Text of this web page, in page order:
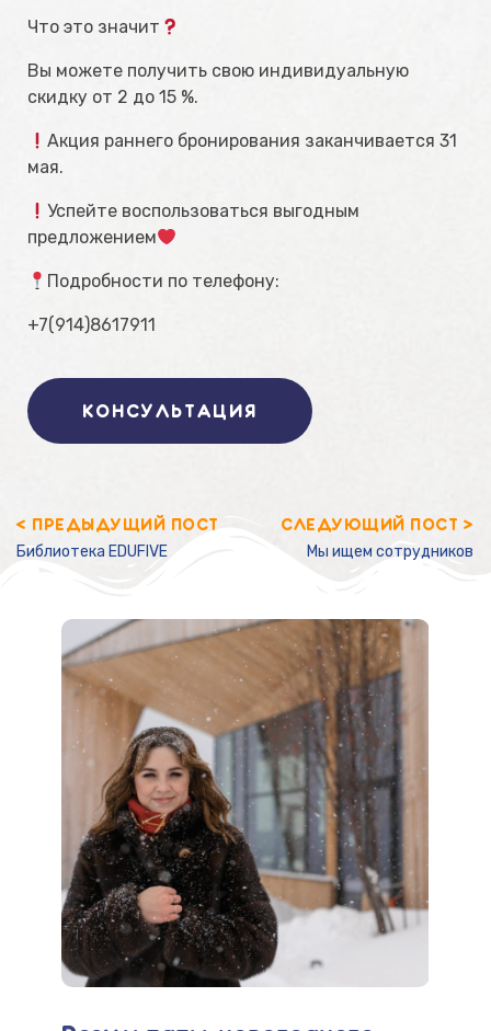
Что это значит
Вы можете получить свою индивидуальную
скидку от 2 до 15 %.
Акция раннего бронирования заканчивается 31
мая.
Успейте воспользоваться выгодным
предложением
Подробности по телефону:
+7(914)8617911
КОНСУЛЬТАЦИЯ
< ПРЕДЫДУЩИЙ ПОСТ
Библиотека EDUFIVE
СЛЕДУЮЩИЙ ПОСТ >
Мы ищем сотрудников